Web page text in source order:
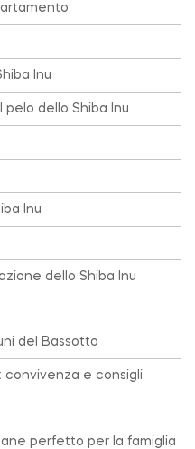
Inu
dello Shiba Inu
Inu
dello Shiba Inu
del Bassotto
convivenza e consigli
perfetto per la famiglia